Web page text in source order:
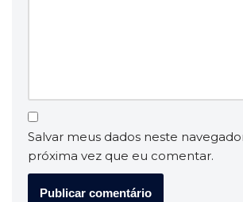
Salvar meus dados neste
próxima vez que eu comentar.